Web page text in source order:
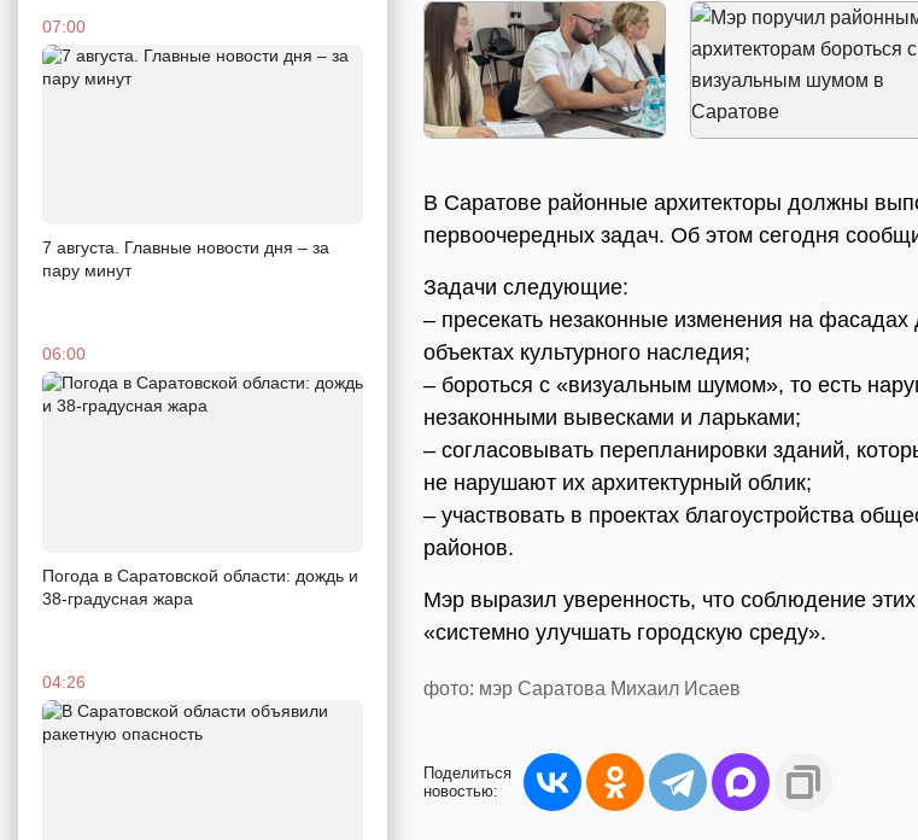
07:00
7 августа. Главные новости дня – за
пару минут
06:00
Погода в Саратовской области: дождь и
38-градусная жара
04:26
В Саратове районные архитекторы должны
первоочередных задач. Об этом сегодня
Задачи следующие:
– пресекать незаконные изменения на
объектах культурного наследия;
– бороться с «визуальным шумом», то есть
незаконными вывесками и ларьками;
– согласовывать перепланировки зданий,
не нарушают их архитектурный облик;
– участвовать в проектах благоустройства
районов.
Мэр выразил уверенность, что соблюдение
«системно улучшать городскую среду».
фото: мэр Саратова Михаил Исаев
Поделиться
новостью: